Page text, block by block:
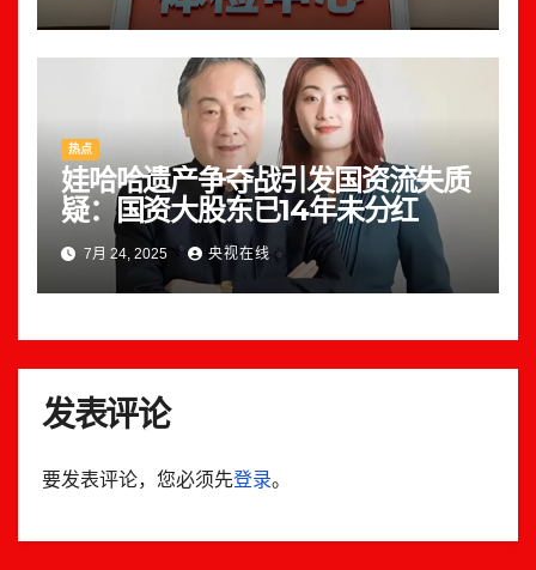
热点
娃哈哈遗产争夺战引发国资流失质
疑：国资大股东已14年未分红
7月 24, 2025 央视在线
发表评论
要发表评论，您必须先登录。